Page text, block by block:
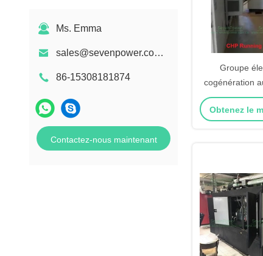
Ms. Emma
sales@sevenpower.com.cn
86-15308181874
Contactez-nous maintenant
Groupe
cogénération
kW à 1500 tr/
Obtenez le